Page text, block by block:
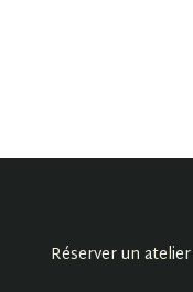
Réserver un atelier